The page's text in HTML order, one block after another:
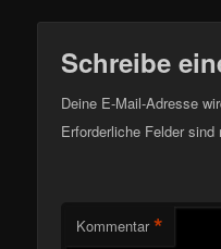
Schreibe
Deine E-Mail-Adresse
Erforderliche Felder
Kommentar *